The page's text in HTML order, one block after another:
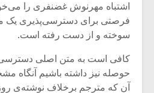
اشتباه مهرنوش غضنفری را
فرصتی برای دسترسی‌پذیری یک
سوخته و از دست رفته است.
کافی است به متن اصلی
حوصله نیز داشته باشیم آنگاه
آن که مترجم برخلاف نوشته‌ی